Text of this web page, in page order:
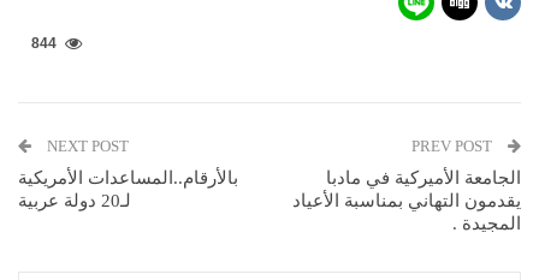
844
الجامعة الأميركية في مادبا
يقدمون التهاني بمناسبة الأعياد
المجيدة .
NEXT POST
بالأرقام..المساعدات الأمريكية
لـ20 دولة عربية